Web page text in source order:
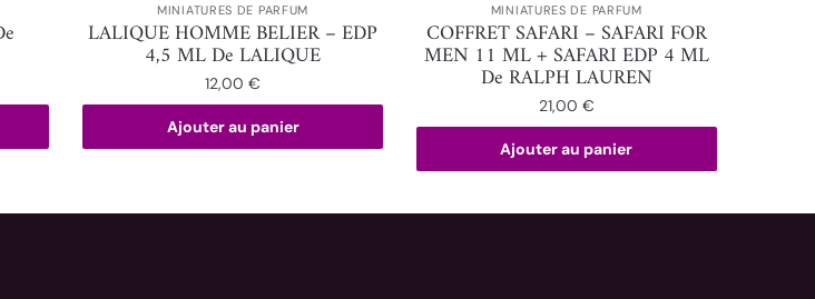
MINIATURES DE PARFUM
LALIQUE HOMME BELIER – EDP
4,5 ML De LALIQUE
12,00€
Ajouter au panier
MINIATURES DE PARFUM
COFFRET SAFARI – SAFARI FOR
MEN 11 ML + SAFARI EDP 4 ML
De RALPH LAUREN
21,00 €
Ajouter au panier